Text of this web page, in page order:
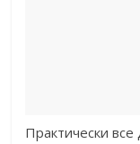
Практически